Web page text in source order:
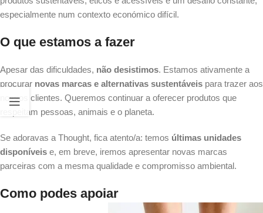
especialmente num contexto económico difícil.
O que estamos a fazer
Apesar das dificuldades, não desistimos. Estamos ativamente a
procurar novas marcas e alternativas sustentáveis para trazer aos
nossos clientes. Queremos continuar a oferecer produtos que
respeitam pessoas, animais e o planeta.
Se adoravas a Thought, fica atento/a: temos últimas unidades
disponíveis e, em breve, iremos apresentar novas marcas
parceiras com a mesma qualidade e compromisso ambiental.
Como podes apoiar